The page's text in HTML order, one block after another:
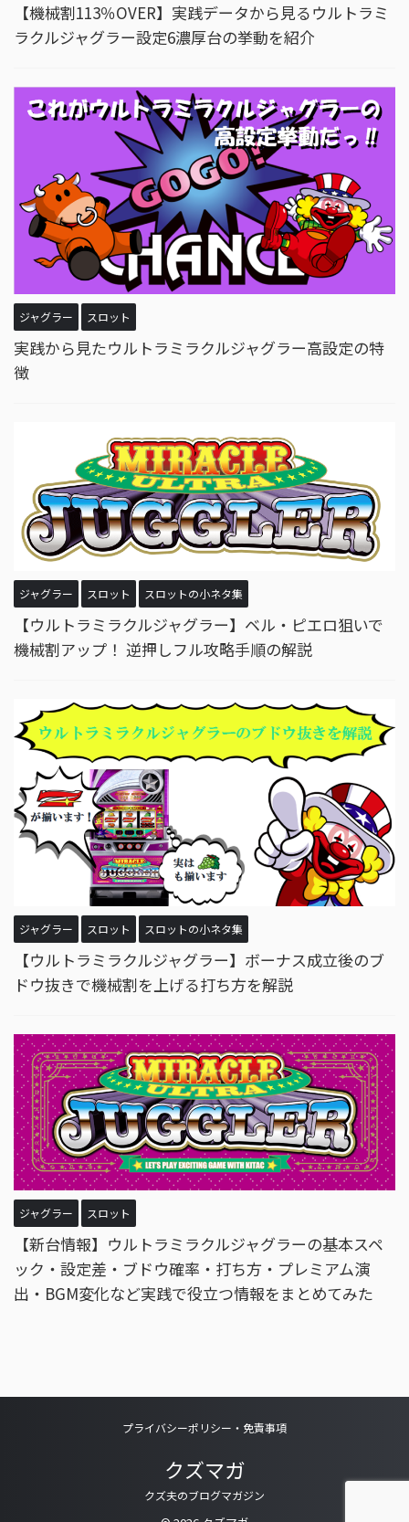
【機械割113％OVER】実践データから見るウルトラミ
ラクルジャグラー設定6濃厚台の挙動を紹介
ジャグラー スロット
実践から見たウルトラミラクルジャグラー高設定の特
徴
ジャグラー スロット スロットの小ネタ集
【ウルトラミラクルジャグラー】ベル・ピエロ狙いで
機械割アップ！ 逆押しフル攻略手順の解説
ジャグラー スロット スロットの小ネタ集
【ウルトラミラクルジャグラー】ボーナス成立後のブ
ドウ抜きで機械割を上げる打ち方を解説
ジャグラー スロット
【新台情報】ウルトラミラクルジャグラーの基本スペ
ック・設定差・ブドウ確率・打ち方・プレミアム演
出・BGM変化など実践で役立つ情報をまとめてみた
プライバシーポリシー・免責事項
クズマガ
クズ夫のブログマガジン